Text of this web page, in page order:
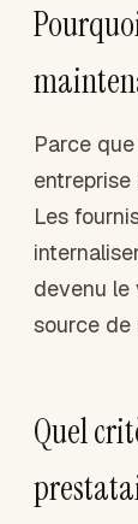
Parce
Les
devenu
source de
Quel